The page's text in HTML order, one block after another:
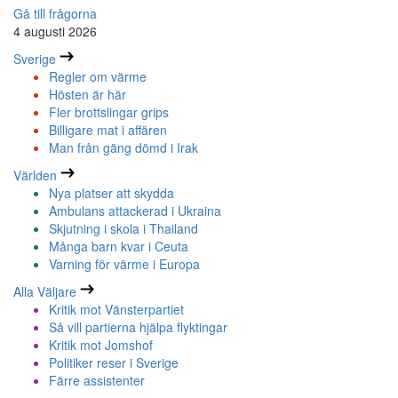
Gå till frågorna
4 augusti 2026
Sverige
Regler om värme
Hösten är här
Fler brottslingar grips
Billigare mat i affären
Man från gäng dömd i Irak
Världen
Nya platser att skydda
Ambulans attackerad i Ukraina
Skjutning i skola i Thailand
Många barn kvar i Ceuta
Varning för värme i Europa
Alla Väljare
Kritik mot Vänsterpartiet
Så vill partierna hjälpa flyktingar
Kritik mot Jomshof
Politiker reser i Sverige
Färre assistenter